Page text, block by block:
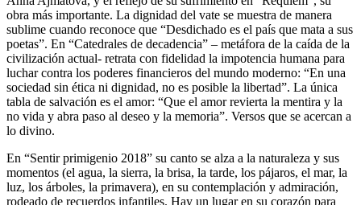
obra más importante. La dignidad del vate se muestra de manera
sublime cuando reconoce que “Desdichado es el país que mata a sus
poetas”. En “Catedrales de decadencia” – metáfora de la caída de la
civilización actual- retrata con fidelidad la impotencia humana para
luchar contra los poderes financieros del mundo moderno: “En una
sociedad sin ética ni dignidad, no es posible la libertad”. La única
tabla de salvación es el amor: “Que el amor revierta la mentira y la
no vida y abra paso al deseo y la memoria”. Versos que se acercan a
lo divino.
En “Sentir primigenio 2018” su canto se alza a la naturaleza y sus
momentos (el agua, la sierra, la brisa, la tarde, los pájaros, el mar, la
luz, los árboles, la primavera), en su contemplación y admiración,
rodeado de recuerdos infantiles. Hay un lugar en su corazón para